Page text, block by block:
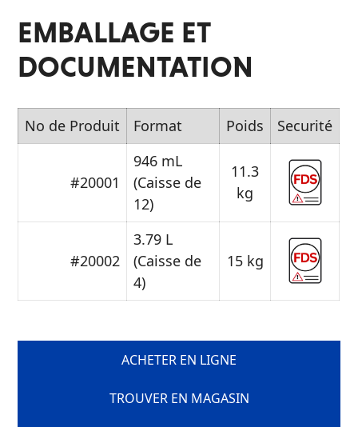
EMBALLAGE ET
DOCUMENTATION
No de Produit Format Poids Securité
#20001
946 mL
(Caisse de
12)
11.3
kg
#20002
3.79 L
(Caisse de
4)
15 kg
ACHETER EN LIGNE
TROUVER EN MAGASIN